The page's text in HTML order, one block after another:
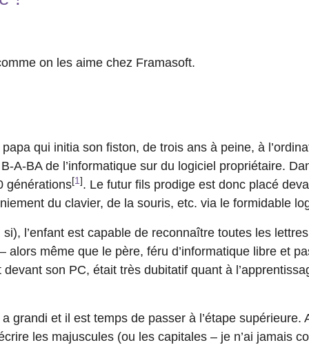
on les aime chez Framasoft.
qui initia son fiston, de trois ans à peine, à
A-BA de l’informatique sur du logiciel propriétaire.
générations[1] . Le futur fils prodige est donc placé
du clavier, de la souris, etc. via le formidable
l’enfant est capable de reconnaître toutes les
alors même que le père, féru d’informatique libre et
son PC, était très dubitatif quant à
grandi et il est temps de passer à l’étape supérieure.
les majuscules (ou les capitales – je n’ai jamais